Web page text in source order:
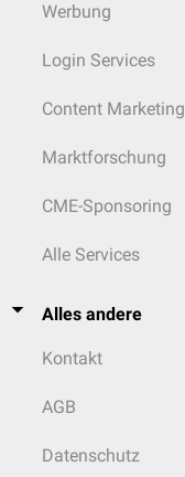
Werbung
Login Services
Content Marketing
Marktforschung
CME-Sponsoring
Alle Services
Alles andere
Kontakt
AGB
Datenschutz